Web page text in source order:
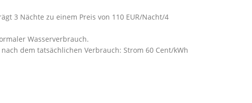
3 Nächte zu einem Preis von 110 EUR/Nacht/4
Wasserverbrauch.
dem tatsächlichen Verbrauch: Strom 60 Cent/kWh